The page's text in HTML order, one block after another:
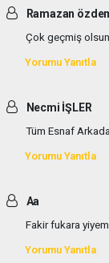
Ramazan
Çok geçmiş
Yorumu Yanıtla
Necmi İŞLER
Tüm Esnaf
Yorumu Yanıtla
Aa
Fakir fukara
Yorumu Yanıtla